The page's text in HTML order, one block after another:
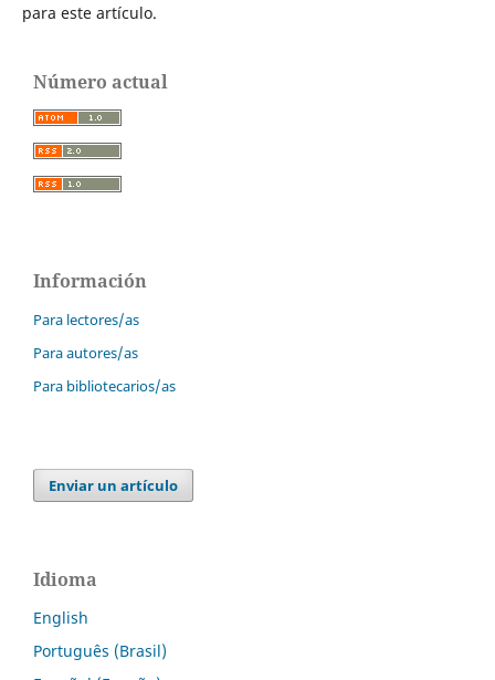
para este artículo.
Número actual
Información
Para lectores/as
Para autores/as
Para bibliotecarios/as
Enviar un artículo
Idioma
English
Português (Brasil)